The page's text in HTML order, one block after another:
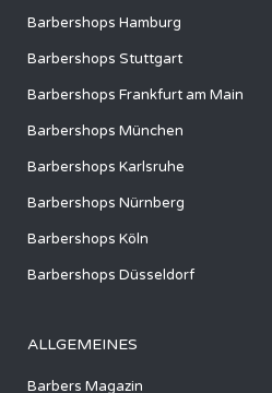
Barbershops Hamburg
Barbershops Stuttgart
Barbershops Frankfurt am Main
Barbershops München
Barbershops Karlsruhe
Barbershops Nürnberg
Barbershops Köln
Barbershops Düsseldorf
ALLGEMEINES
Barbers Magazin